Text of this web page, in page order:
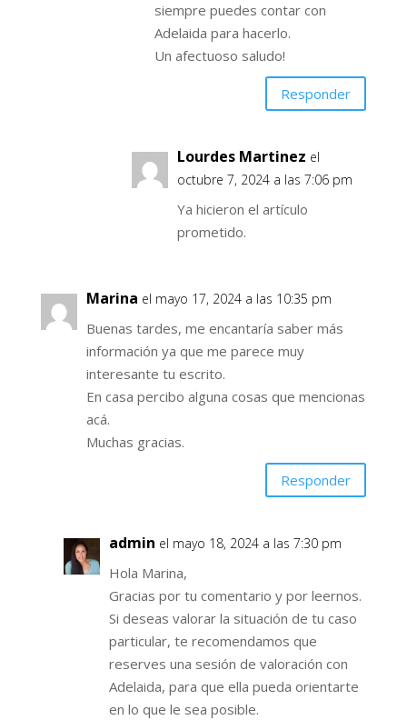
siempre puedes contar con
Adelaida para hacerlo.
Un afectuoso saludo!
Responder
Lourdes Martinez el
octubre 7, 2024 a las 7:06 pm
Ya hicieron el artículo
prometido.
Marina el mayo 17, 2024 a las 10:35 pm
Buenas tardes, me encantaría saber más
información ya que me parece muy
interesante tu escrito.
En casa percibo alguna cosas que mencionas
acá.
Muchas gracias.
Responder
admin el mayo 18, 2024 a las 7:30 pm
Hola Marina,
Gracias por tu comentario y por leernos.
Si deseas valorar la situación de tu caso
particular, te recomendamos que
reserves una sesión de valoración con
Adelaida, para que ella pueda orientarte
en lo que le sea posible.